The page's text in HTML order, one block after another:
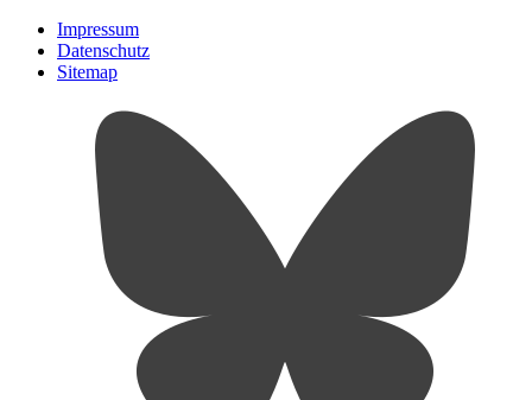
Impressum
Datenschutz
Sitemap